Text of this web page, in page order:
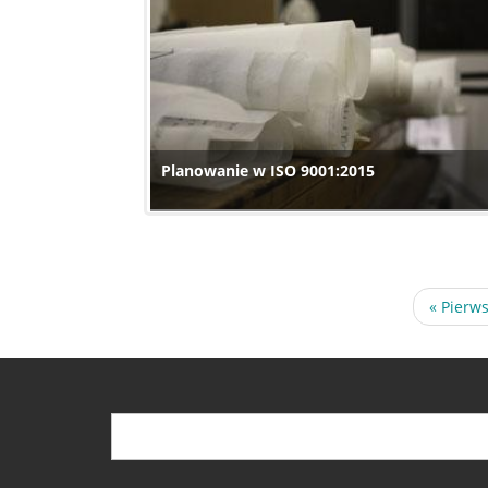
Planowanie w ISO 9001:2015
strona
«